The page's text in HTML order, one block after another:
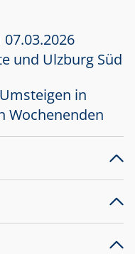
und Ulzburg Süd
in
Wochenenden
am
Bahnstraße in